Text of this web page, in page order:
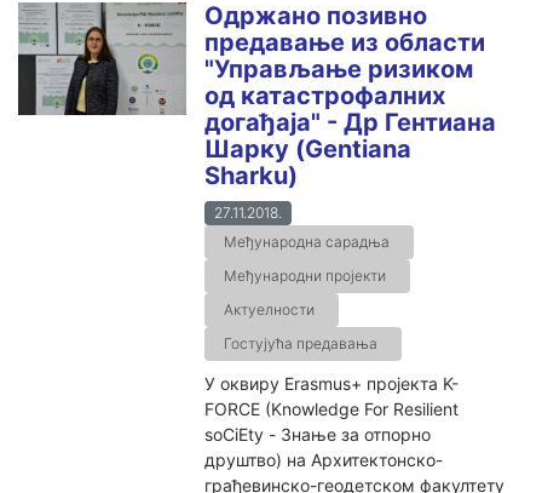
Одржано позивно
предавање из области
"Управљање ризиком
од катастрофалних
догађаја" - Др Гентиана
Шарку (Gentiana
Sharku)
27.11.2018.
Међународна сарадња
Међународни пројекти
Актуелности
Гостујућа предавања
У оквиру Erasmus+ пројекта K-
FORCE (Knowledge For Resilient
soCiEty - Знање за отпорно
друштво) на Архитектонско-
грађевинско-геодетском факултету